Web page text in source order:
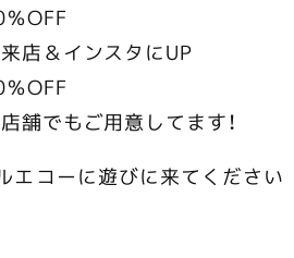
OFF
店＆インスタにUP
OFF
舗でもご用意してます！
エコーに遊びに来てください